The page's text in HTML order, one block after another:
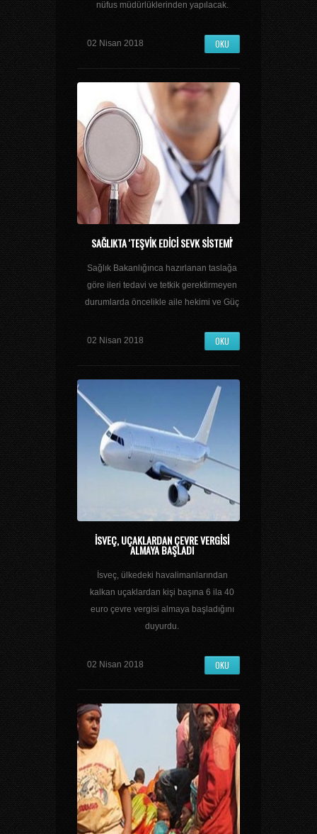
nüfus müdürlüklerinden yapılacak.
02 Nisan 2018 OKU
SAĞLIKTA 'TEŞVIK EDICI SEVK SISTEMI'
Sağlık Bakanlığınca hazırlanan taslağa
göre ileri tedavi ve tetkik gerektirmeyen
durumlarda öncelikle aile hekimi ve Güç
02 Nisan 2018 OKU
İSVEÇ, UÇAKLARDAN ÇEVRE VERGISI
ALMAYA BAŞLADI
İsveç, ülkedeki havalimanlarından
kalkan uçaklardan kişi başına 6 ila 40
euro çevre vergisi almaya başladığını
duyurdu.
02 Nisan 2018 OKU